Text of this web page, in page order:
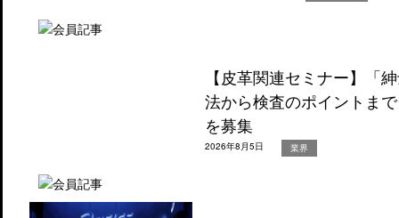
【皮革関連セミナー】「
法から検査のポイントま
を募集
2026年8月5日 業界